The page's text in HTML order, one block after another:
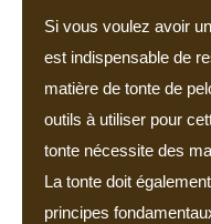
Si vous voulez avoir
est indispensable de
matière de tonte de
outils à utiliser pour
tonte nécessite des
La tonte doit
principes